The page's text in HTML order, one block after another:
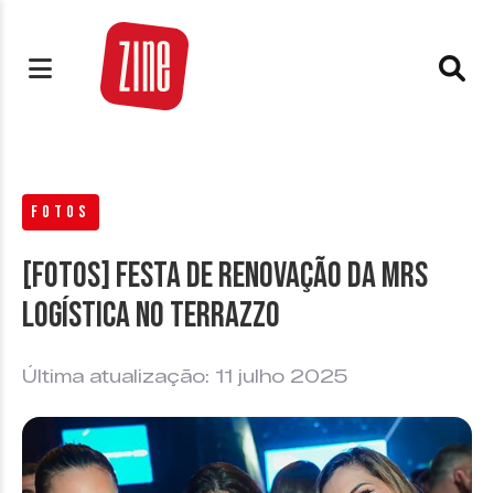
FOTOS
[FOTOS] Festa de Renovação da MRS
Logística no Terrazzo
Última atualização: 11 julho 2025